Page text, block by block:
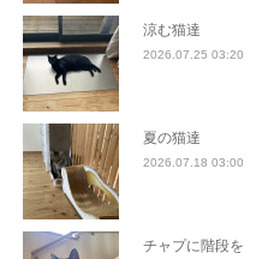
涼む猫達
2026.07.25 03:20
夏の猫達
2026.07.18 03:00
チャプに階段を